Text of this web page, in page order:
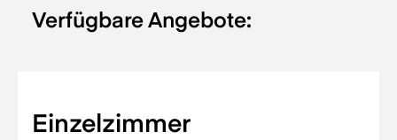
Verfügbare Angebote:
Einzelzimmer